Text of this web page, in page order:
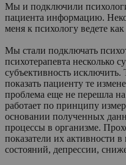
Мы и подключили
пациента информацию.
меня к психологу ведете
Мы стали подключать
психотерапевта несколько
субъективность
показать пациенту те
проблема еще не перешла
работает по принципу
основании полученных
процессы в организме.
показатели их активности
состояний, депрессии,